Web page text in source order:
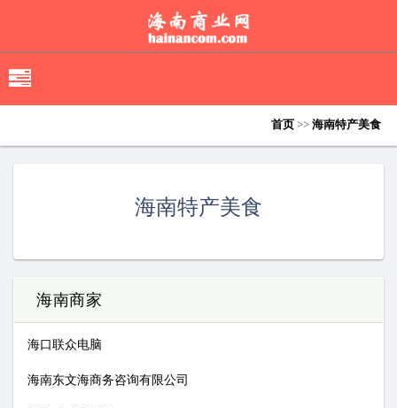
移
动
航
首页 >> 海南特产美食
海南特产美食
海南商家
海口联众电脑
海南东文海商务咨询有限公司